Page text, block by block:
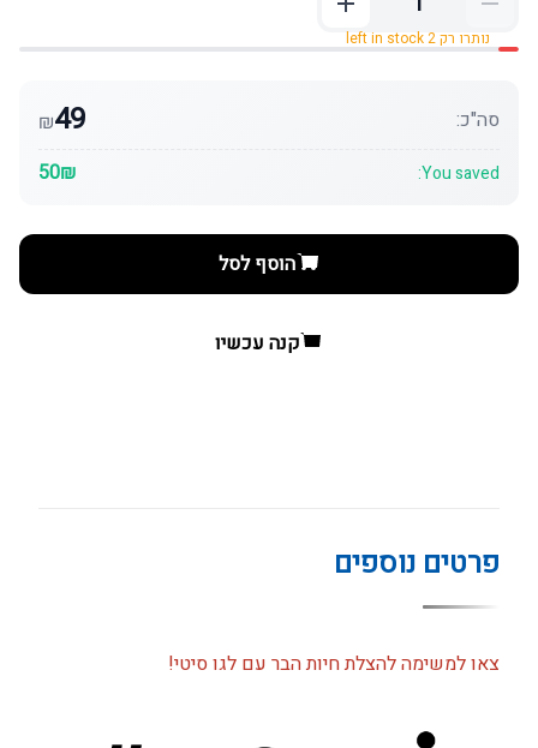
נותרו רק 2 left in stock
סה"כ: 49
₪
You saved:
50₪
הוסף לסל
קנה עכשיו
פרטים נוספים
צאו למשימה להצלת חיות הבר עם לגו סיטי!